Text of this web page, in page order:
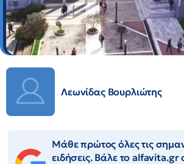
Λεωνίδας Βουρλιώτης
Μάθε πρώτος όλες τις
ειδήσεις. Βάλε το alfavita.gr